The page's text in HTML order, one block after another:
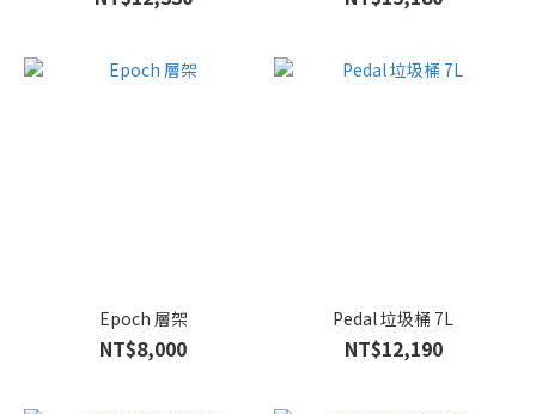
Epoch 層架
NT$8,000
Pedal 垃圾桶 7L
NT$12,190